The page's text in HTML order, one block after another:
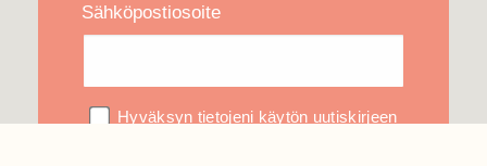
Sähköpostiosoite
Hyväksyn tietojeni käytön uutiskirjeen